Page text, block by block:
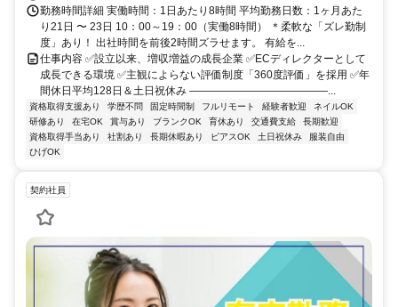
勤務時間詳細 実働時間：1日あたり8時間 平均勤務日数：1ヶ月あた
り21日 〜 23日 10：00～19：00（実働8時間） ＊柔軟な「ズレ勤制
度」あり！ 出社時間を前後2時間ズラせます。 有給を...
仕事内容 ✅設立以来、増収増益の成長企業 ✅ECディレクターとして
成長できる環境 ✅主観によらない評価制度「360度評価」を採用 ✅年
間休日平均128日＆土日祝休み ―――――――――――――...
資格取得支援あり 学歴不問 固定時間制 フルリモート 経験者歓迎
ネイルOK
研修あり
在宅OK 賞与あり ブランクOK 育休あり 交通費支給
長期歓迎
資格取得手当あり
社割あり 長期休暇あり ピアスOK 土日祝休み
服装自由
ひげOK
契約社員